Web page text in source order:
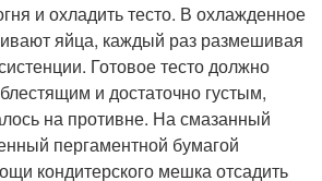
и охладить тесто. В охлажденное
яйца, каждый раз размешивая
Готовое тесто должно
и достаточно густым,
на противне. На смазанный
пергаментной бумагой
кондитерского мешка отсадить